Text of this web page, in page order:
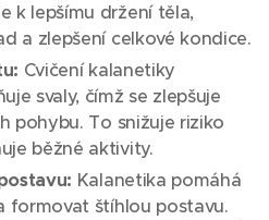
k lepšímu držení těla,
a zlepšení celkové kondice.
Cvičení kalanetiky
svaly, čímž se zlepšuje
pohybu. To snižuje riziko
běžné aktivity.
Kalanetika pomáhá
formovat štíhlou postavu.